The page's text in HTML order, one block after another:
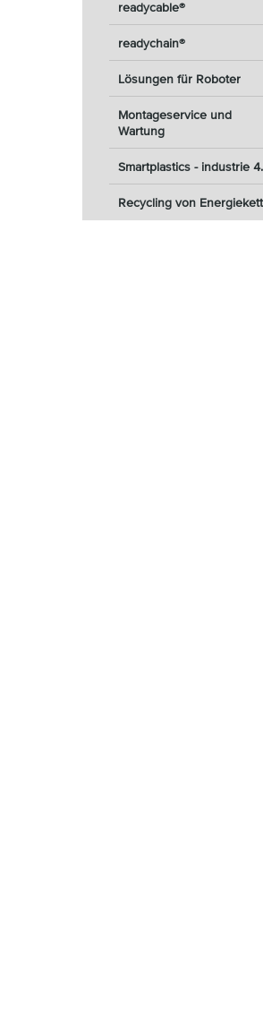
readycable®
readychain®
Lösungen für Roboter
Montageservice und
Wartung
Smartplastics - industrie
Recycling von